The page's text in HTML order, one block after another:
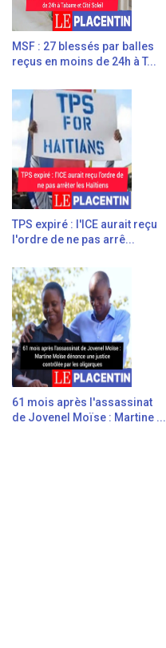
MSF : 27 blessés par balles
reçus en moins de 24h à T...
TPS expiré : l'ICE aurait reçu
l'ordre de ne pas arrê...
61 mois après l'assassinat
de Jovenel Moïse : Martine ...